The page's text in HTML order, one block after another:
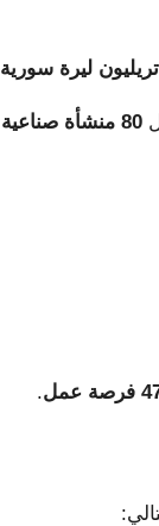
80 منشأة صناعية
عمل .